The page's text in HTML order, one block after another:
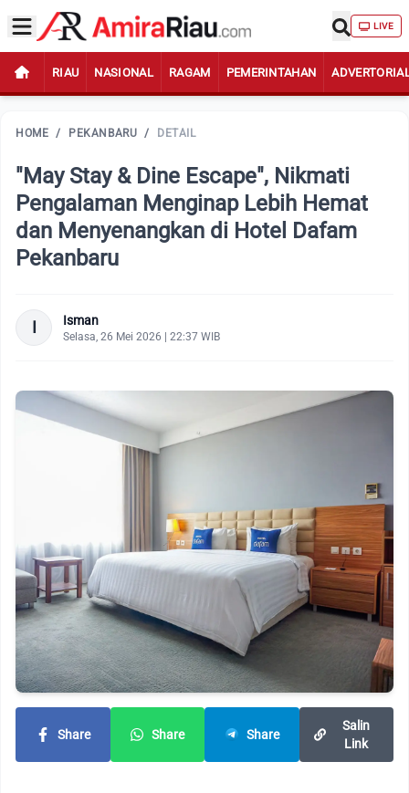
LIVE
RIAU NASIONAL RAGAM PEMERINTAHAN
HOME / PEKANBARU / DETAIL
"May Stay & Dine Escape", Nikmati
Pengalaman Menginap Lebih Hemat
dan Menyenangkan di Hotel Dafam
Pekanbaru
I Isman
Selasa, 26 Mei 2026 | 22:37 WIB
Share Share Share
Salin
Link